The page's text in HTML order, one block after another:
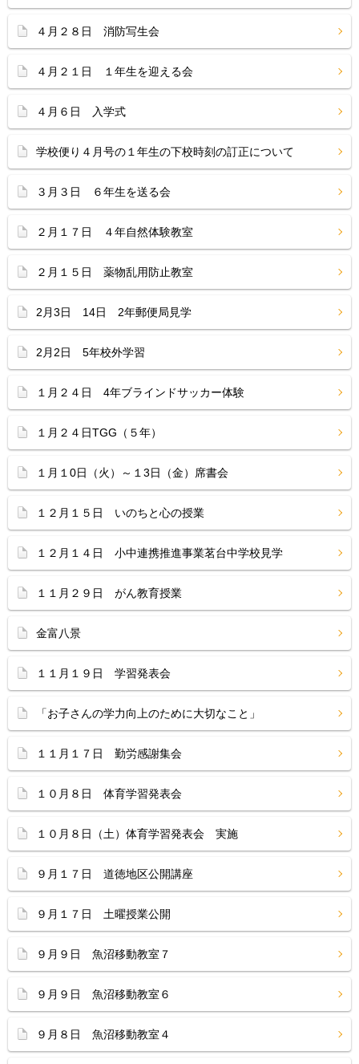
４月２８日 消防写生会
４月２１日 １年生を迎える会
４月６日 入学式
学校便り４月号の１年生の下校時刻の訂正について
３月３日 ６年生を送る会
２月１７日 ４年自然体験教室
２月１５日 薬物乱用防止教室
2月3日 14日 2年郵便局見学
2月2日 5年校外学習
１月２４日 4年ブラインドサッカー体験
１月２４日TGG（５年）
１月１0日（火）～１3日（金）席書会
１２月１５日 いのちと心の授業
１２月１４日 小中連携推進事業茗台中学校見学
１１月２９日 がん教育授業
金富八景
１１月１９日 学習発表会
「お子さんの学力向上のために大切なこと」
１１月１７日 勤労感謝集会
１０月８日 体育学習発表会
１０月８日（土）体育学習発表会 実施
９月１７日 道徳地区公開講座
９月１７日 土曜授業公開
９月９日 魚沼移動教室７
９月９日 魚沼移動教室６
９月８日 魚沼移動教室４